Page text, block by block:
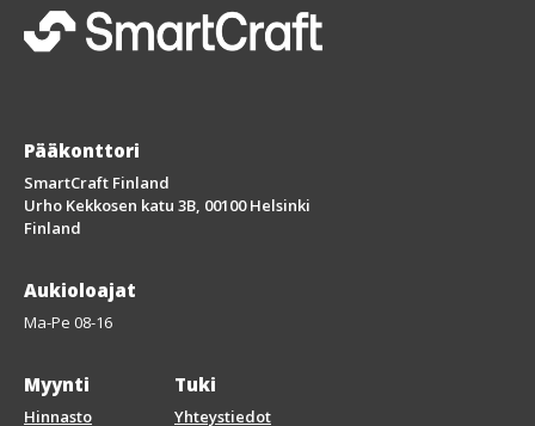
Pääkonttori
SmartCraft Finland
Urho Kekkosen katu 3B, 00100 Helsinki
Finland
Myynti
Hinnasto
Tuki
Yhteystiedot
Aukioloajat
Ma-Pe 08-16